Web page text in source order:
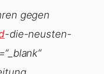
gegen
-die-neusten-